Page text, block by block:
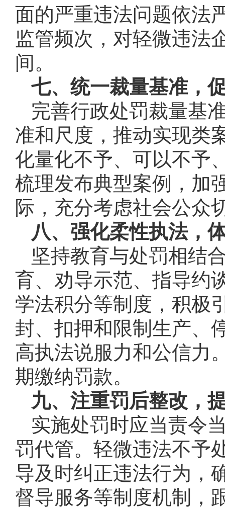
面的严重违法问题依法
监管频次，对轻微违法
间。
七、统一裁量基准，
完善行政处罚裁量基
准和尺度，推动实现类
化量化不予、可以不予
梳理发布典型案例，加
际，充分考虑社会公众
八、强化柔性执法，
坚持教育与处罚相结
育、劝导示范、指导约
学法积分等制度，积极
封、扣押和限制生产、
高执法说服力和公信力
期缴纳罚款。
九、注重罚后整改，
实施处罚时应当责令
罚代管。轻微违法不予
导及时纠正违法行为，
督导服务等制度机制，